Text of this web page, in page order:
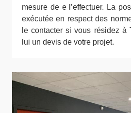
mesure de e l’effectuer. La
exécutée en respect des
le contacter si vous résidez à
lui un devis de votre projet.